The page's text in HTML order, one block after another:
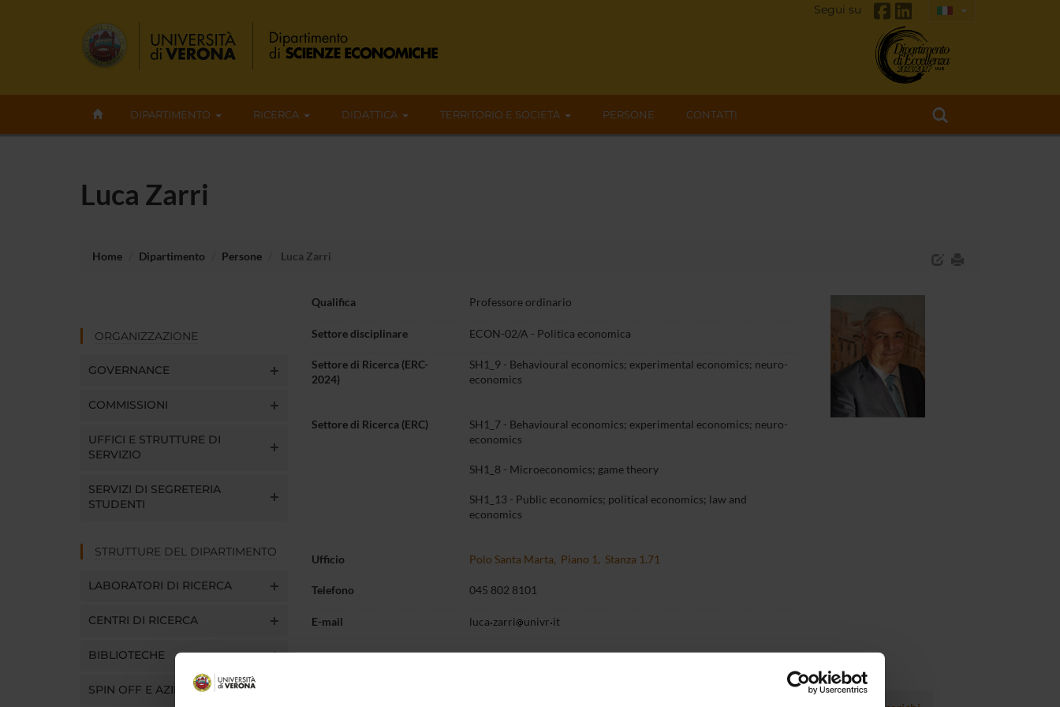
Segui su
DIPARTIMENTO RICERCA DIDATTICA TERRITORIO E SOCIETÀ PERSONE CONTATTI
Luca Zarri
Home Dipartimento Persone Luca Zarri
ORGANIZZAZIONE
GOVERNANCE
COMMISSIONI
UFFICI E STRUTTURE DI
SERVIZIO
SERVIZI DI SEGRETERIA
STUDENTI
STRUTTURE DEL DIPARTIMENTO
LABORATORI DI RICERCA
CENTRI DI RICERCA
BIBLIOTECHE
SPIN OFF E AZIENDE
Qualifica Professore ordinario
Settore disciplinare ECON-02/A - Politica economica
Settore di Ricerca (ERC-
2024)
SH1_9 - Behavioural economics; experimental economics; neuro-
economics
Settore di Ricerca (ERC)
SH1_7 - Behavioural economics; experimental economics; neuro-
economics
SH1_8 - Microeconomics; game theory
SH1_13 - Public economics; political economics; law and
economics
Ufficio Polo Santa Marta, Piano 1, Stanza 1.71
Telefono 045 802 8101
E-mail luca zarri univr it